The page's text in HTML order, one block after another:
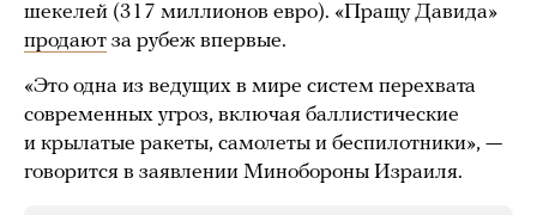
шекелей (317 миллионов евро). «Пращу Давида»
продают за рубеж впервые.
«Это одна из ведущих в мире систем перехвата
современных угроз, включая баллистические
и крылатые ракеты, самолеты и беспилотники», —
говорится в заявлении Минобороны Израиля.